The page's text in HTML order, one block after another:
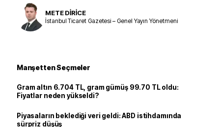
METE DİRİCE
İstanbul Ticaret Gazetesi – Genel Yayın Yönetmeni
Manşetten Seçmeler
Gram altın 6.704 TL, gram gümüş 99.70 TL oldu:
Fiyatlar neden yükseldi?
Piyasaların beklediği veri geldi: ABD istihdamında
sürpriz düşüş